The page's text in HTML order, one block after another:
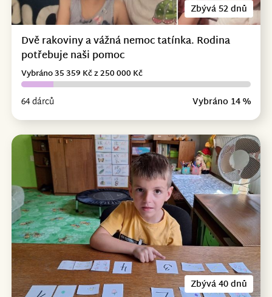
Zbývá 52 dnů
Dvě rakoviny a vážná nemoc tatínka. Rodina
potřebuje naši pomoc
64 dárců Vybráno 14 %
Vybráno 35 359 Kč z 250 000 Kč
Zbývá 40 dnů